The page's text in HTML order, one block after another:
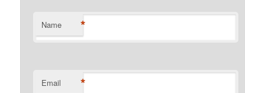
Name *
Email *